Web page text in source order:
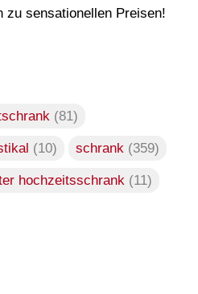
zu sensationellen Preisen!
(81)
(10) schrank (359)
hochzeitsschrank (11)